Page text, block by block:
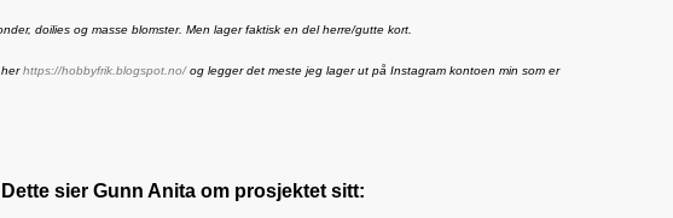
doilies og masse blomster. Men lager faktisk en del herre/gutte kort.
herhttps://hobbyfrik.blogspot.no/og legger det meste jeg lager ut på Instagram kontoen min som er
Dette sier Gunn Anita om prosjektet sitt: